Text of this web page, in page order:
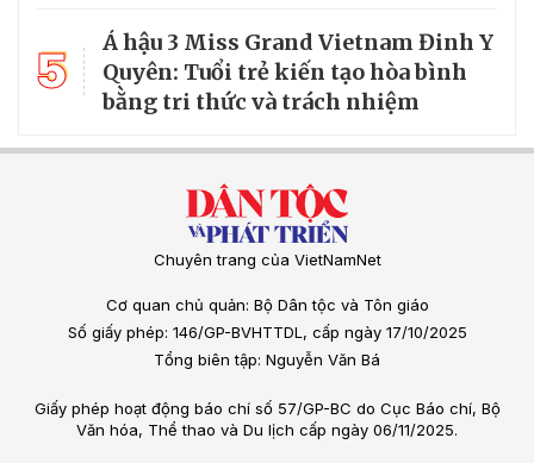
5
Á hậu 3 Miss Grand Vietnam Đinh Y
Quyên: Tuổi trẻ kiến tạo hòa bình
bằng tri thức và trách nhiệm
Chuyên trang của VietNamNet
Cơ quan chủ quản: Bộ Dân tộc và Tôn giáo
Số giấy phép: 146/GP-BVHTTDL, cấp ngày 17/10/2025
Tổng biên tập: Nguyễn Văn Bá
Giấy phép hoạt động báo chí số 57/GP-BC do Cục Báo chí, Bộ
Văn hóa, Thể thao và Du lịch cấp ngày 06/11/2025.